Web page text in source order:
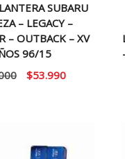
SUBARU
– LEGACY –
– OUTBACK – XV
96/15
El
$53.990El